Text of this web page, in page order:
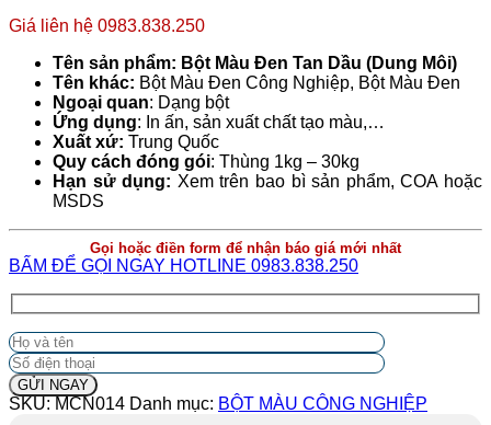
Giá liên hệ 0983.838.250
Tên sản phẩm: Bột Màu Đen Tan Dầu (Dung Môi)
Tên khác: Bột Màu Đen Công Nghiệp, Bột Màu Đen
Ngoại quan: Dạng bột
Ứng dụng: In ấn, sản xuất chất tạo màu,…
Xuất xứ: Trung Quốc
Quy cách đóng gói: Thùng 1kg – 30kg
Hạn sử dụng: Xem trên bao bì sản phẩm, COA hoặc
MSDS
Gọi hoặc điền form để nhận báo giá mới nhất
BẤM ĐỂ GỌI NGAY HOTLINE 0983.838.250
SKU: MCN014 Danh mục: BỘT MÀU CÔNG NGHIỆP